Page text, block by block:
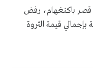
قصر باكنغهام، رفض
بإجمالي قيمة الثروة